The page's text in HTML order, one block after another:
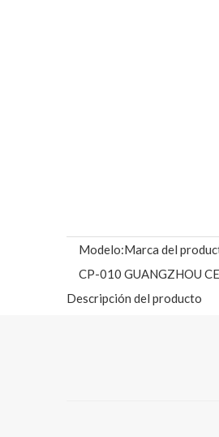
Modelo:
CP-010
Marca del
GUANGZHOU
Descripción del producto